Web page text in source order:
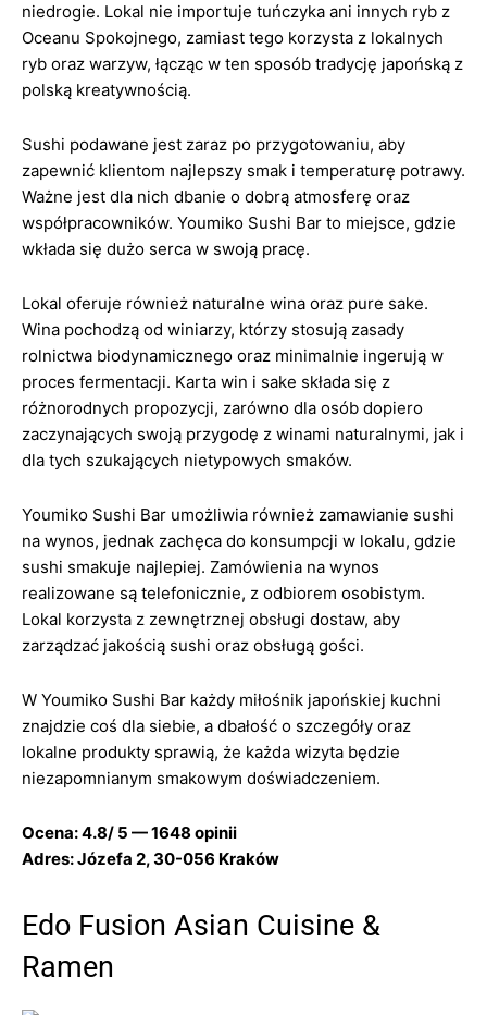
niedrogie. Lokal nie importuje tuńczyka ani innych ryb z
Oceanu Spokojnego, zamiast tego korzysta z lokalnych
ryb oraz warzyw, łącząc w ten sposób tradycję japońską z
polską kreatywnością.
Sushi podawane jest zaraz po przygotowaniu, aby
zapewnić klientom najlepszy smak i temperaturę potrawy.
Ważne jest dla nich dbanie o dobrą atmosferę oraz
współpracowników. Youmiko Sushi Bar to miejsce, gdzie
wkłada się dużo serca w swoją pracę.
Lokal oferuje również naturalne wina oraz pure sake.
Wina pochodzą od winiarzy, którzy stosują zasady
rolnictwa biodynamicznego oraz minimalnie ingerują w
proces fermentacji. Karta win i sake składa się z
różnorodnych propozycji, zarówno dla osób dopiero
zaczynających swoją przygodę z winami naturalnymi, jak i
dla tych szukających nietypowych smaków.
Youmiko Sushi Bar umożliwia również zamawianie sushi
na wynos, jednak zachęca do konsumpcji w lokalu, gdzie
sushi smakuje najlepiej. Zamówienia na wynos
realizowane są telefonicznie, z odbiorem osobistym.
Lokal korzysta z zewnętrznej obsługi dostaw, aby
zarządzać jakością sushi oraz obsługą gości.
W Youmiko Sushi Bar każdy miłośnik japońskiej kuchni
znajdzie coś dla siebie, a dbałość o szczegóły oraz
lokalne produkty sprawią, że każda wizyta będzie
niezapomnianym smakowym doświadczeniem.
Ocena: 4.8/ 5 — 1648 opinii
Adres: Józefa 2, 30-056 Kraków
Edo Fusion Asian Cuisine &
Ramen